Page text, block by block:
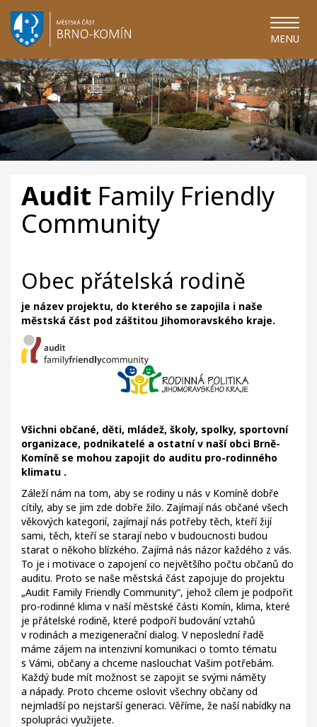
MENU
Audit Family Friendly
Community
Obec přátelská rodině
je název projektu, do kterého se zapojila i naše
městská část pod záštitou Jihomoravského kraje.
Všichni občané, děti, mládež, školy, spolky, sportovní
organizace, podnikatelé a ostatní v naší obci Brně-
Komíně se mohou zapojit do auditu pro-rodinného
klimatu .
Záleží nám na tom, aby se rodiny u nás v Komíně dobře
cítily, aby se jim zde dobře žilo. Zajímají nás občané všech
věkových kategorií, zajímají nás potřeby těch, kteří žijí
sami, těch, kteří se starají nebo v budoucnosti budou
starat o někoho blízkého. Zajímá nás názor každého z vás.
To je i motivace o zapojení co největšího počtu občanů do
auditu. Proto se naše městská část zapojuje do projektu
„Audit Family Friendly Community“, jehož cílem je podpořit
pro-rodinné klima v naší městské části Komín, klima, které
je přátelské rodině, které podpoří budování vztahů
v rodinách a mezigenerační dialog. V neposlední řadě
máme zájem na intenzivní komunikaci o tomto tématu
s Vámi, občany a chceme naslouchat Vašim potřebám.
Každý bude mít možnost se zapojit se svými náměty
a nápady. Proto chceme oslovit všechny občany od
nejmladší po nejstarší generaci. Věříme, že naší nabídky na
spolupráci využijete.